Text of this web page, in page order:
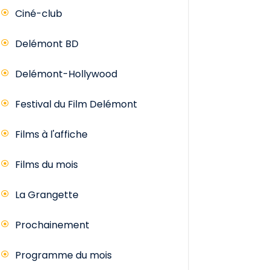
Ciné-club
Delémont BD
Delémont-Hollywood
Festival du Film Delémont
Films à l'affiche
Films du mois
La Grangette
Prochainement
Programme du mois